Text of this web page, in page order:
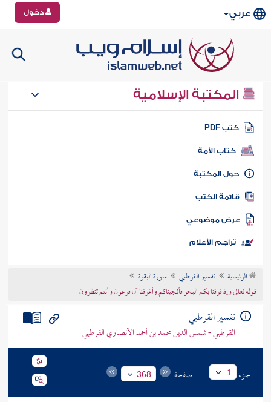
عربي دخول
المكتبة الإسلامية
كتب PDF
كتاب الأمة
المكتبة
الكتب
موضوعي
تراجم الأعلام
الرئيسية تفسير القرطبي
سورة البقرة
قوله تعالى وإذ فرقنا بكم البحر فأنجيناكم وأغرقنا آل فرعون وأنتم تنظرون
تفسير القرطبي
القرطبي - شمس الدين محمد بن أحمد الأنصاري القرطبي
جزء 1 صفحة 368